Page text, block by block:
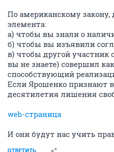
По американскому закону,
элемента:
а) чтобы вы знали о
б) чтобы вы изъявили
в) чтобы другой участник
вы не знаете) совершил
способствующий
Если Ярошенко признают
десятилетия лишения
web-страница
И они будут нас учить